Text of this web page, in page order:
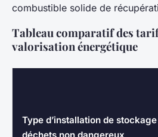
combustible solide de
Tableau comparatif des
valorisation énergétique
Type d’installation de